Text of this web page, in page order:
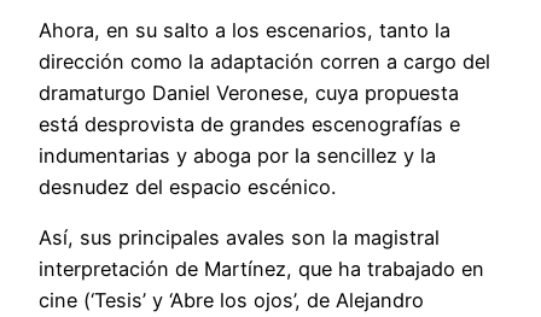
Ahora, en su salto a los escenarios, tanto la
dirección como la adaptación corren a cargo del
dramaturgo Daniel Veronese, cuya propuesta
está desprovista de grandes escenografías e
indumentarias y aboga por la sencillez y la
desnudez del espacio escénico.
Así, sus principales avales son la magistral
interpretación de Martínez, que ha trabajado en
cine (‘Tesis’ y ‘Abre los ojos’, de Alejandro